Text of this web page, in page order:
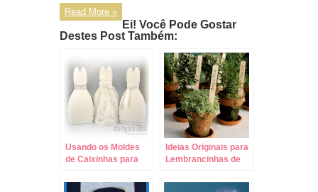
Read More »
Ei! Você Pode Gostar
Destes Post Também:
Usando os Moldes
de Caixinhas para
Ideias Originais para
Lembrancinhas de